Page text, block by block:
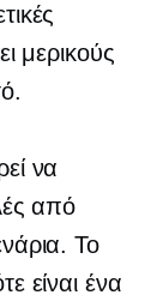
μερικούς
να
από
Το
είναι ένα